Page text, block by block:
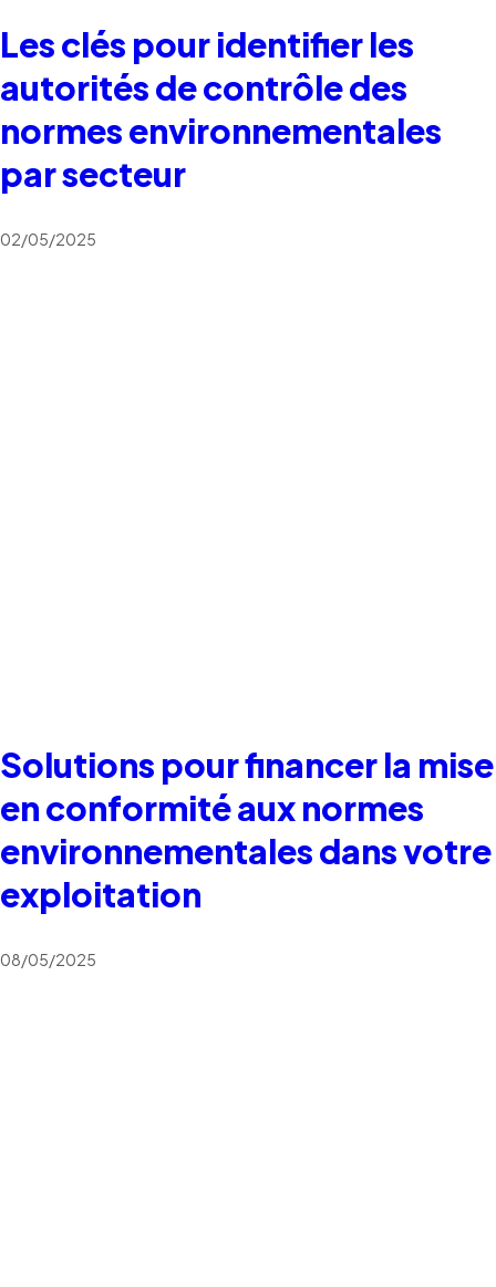
Les clés pour identifier les
autorités de contrôle des
normes environnementales
par secteur
02/05/2025
Solutions pour financer la mise
en conformité aux normes
environnementales dans votre
exploitation
08/05/2025